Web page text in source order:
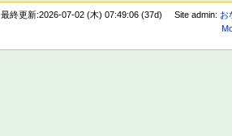
最終更新:2026-07-02 (木) 07:49:06 (37d) Site admin: お